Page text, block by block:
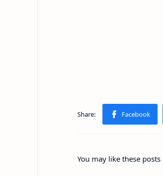
You may like these posts